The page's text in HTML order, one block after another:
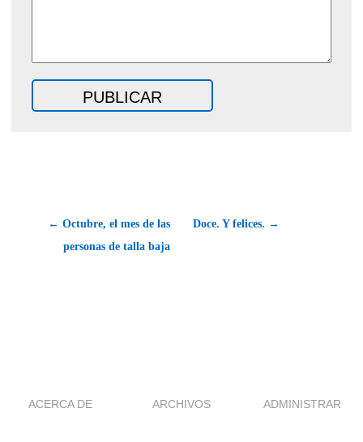
← Octubre, el mes de las
personas de talla baja
Doce. Y felices. →
ACERCA DE ARCHIVOS ADMINISTRAR